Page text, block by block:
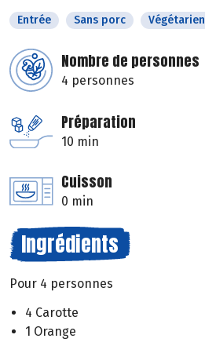
Entrée Sans porc Végétarien
Nombre de personnes
4 personnes
Préparation
10 min
Cuisson
0 min
Ingrédients
Pour 4 personnes
4 Carotte
1 Orange